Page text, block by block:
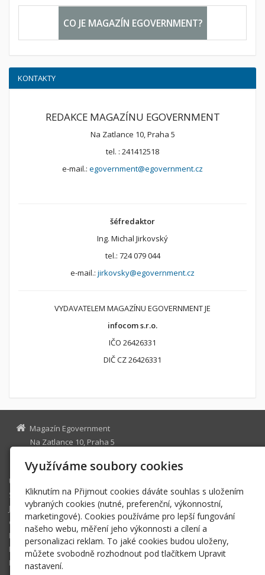
CO JE MAGAZÍN EGOVERNMENT?
KONTAKTY
REDAKCE MAGAZÍNU EGOVERNMENT
Na Zatlance 10, Praha 5
tel. : 241412518
e-mail.: egovernment@egovernment.cz
šéfredaktor
Ing. Michal Jirkovský
tel.: 724 079 044
e-mail.: jirkovsky@egovernment.cz
VYDAVATELEM MAGAZÍNU EGOVERNMENT JE
infocom s.r.o.
IČO 26426331
DIČ CZ 26426331
Magazín Egovernment
Na Zatlance 10, Praha 5
egovernment@egovernment.cz
Úvodní stránka
STUDIO
JIHLAVA
eOSOBNOST
ROK INFORMATIKY
MIKULOV
EGOVERNMENT THE BEST
Využíváme soubory cookies
Kliknutím na Přijmout cookies dáváte souhlas s uložením
vybraných cookies (nutné, preferenční, výkonnostní,
marketingové). Cookies používáme pro lepší fungování
našeho webu, měření jeho výkonnosti a cílení a
personalizaci reklam. To jaké cookies budou uloženy,
můžete svobodně rozhodnout pod tlačítkem Upravit
nastavení.